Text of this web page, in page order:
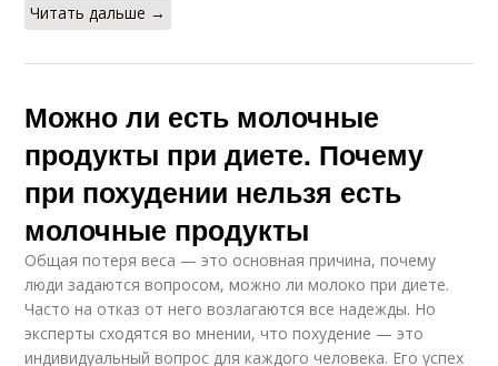
Читать дальше →
Можно ли есть молочные
продукты при диете. Почему
при похудении нельзя есть
молочные продукты
Общая потеря веса — это основная причина, почему
люди задаются вопросом, можно ли молоко при диете.
Часто на отказ от него возлагаются все надежды. Но
эксперты сходятся во мнении, что похудение — это
индивидуальный вопрос для каждого человека. Его успех